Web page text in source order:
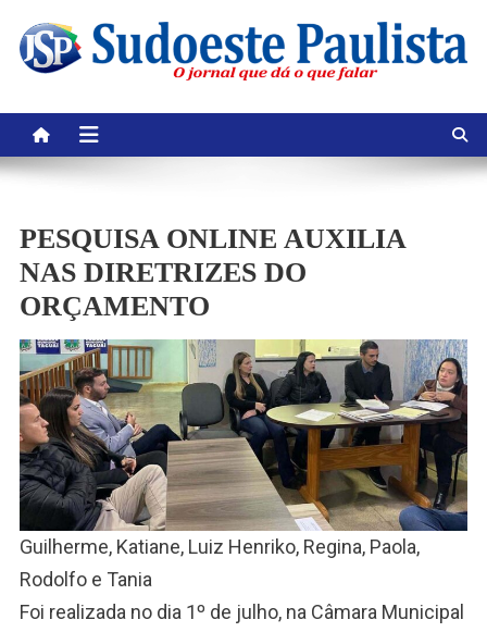
content
PESQUISA ONLINE AUXILIA
NAS DIRETRIZES DO
ORÇAMENTO
Guilherme, Katiane, Luiz Henriko, Regina, Paola,
Rodolfo e Tania
Foi realizada no dia 1º de julho, na Câmara Municipal